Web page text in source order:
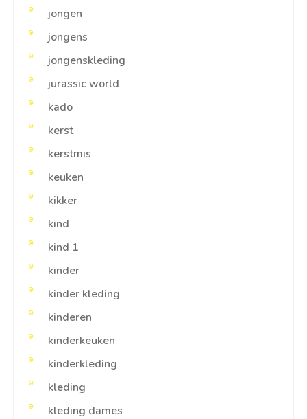
jongen
jongens
jongenskleding
jurassic world
kado
kerst
kerstmis
keuken
kikker
kind
kind 1
kinder
kinder kleding
kinderen
kinderkeuken
kinderkleding
kleding
kleding dames